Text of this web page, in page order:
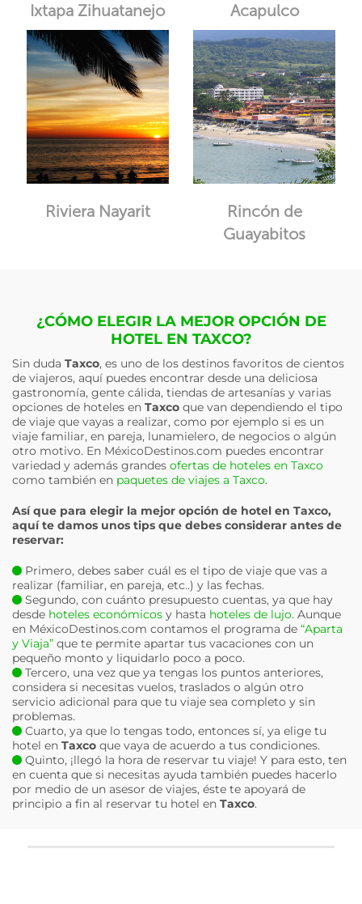
Ixtapa Zihuatanejo Acapulco
Riviera Nayarit
Rincón de
Guayabitos
¿CÓMO ELEGIR LA MEJOR OPCIÓN DE
HOTEL EN TAXCO?
Sin duda Taxco, es uno de los destinos favoritos de cientos
de viajeros, aquí puedes encontrar desde una deliciosa
gastronomía, gente cálida, tiendas de artesanías y varias
opciones de hoteles en Taxco que van dependiendo el tipo
de viaje que vayas a realizar, como por ejemplo si es un
viaje familiar, en pareja, lunamielero, de negocios o algún
otro motivo. En MéxicoDestinos.com puedes encontrar
variedad y además grandes ofertas de hoteles en Taxco
como también en paquetes de viajes a Taxco.
Así que para elegir la mejor opción de hotel en Taxco,
aquí te damos unos tips que debes considerar antes de
reservar:
Primero, debes saber cuál es el tipo de viaje que vas a
realizar (familiar, en pareja, etc..) y las fechas.
Segundo, con cuánto presupuesto cuentas, ya que hay
desde hoteles económicos y hasta hoteles de lujo. Aunque
en MéxicoDestinos.com contamos el programa de “Aparta
y Viaja” que te permite apartar tus vacaciones con un
pequeño monto y liquidarlo poco a poco.
Tercero, una vez que ya tengas los puntos anteriores,
considera si necesitas vuelos, traslados o algún otro
servicio adicional para que tu viaje sea completo y sin
problemas.
Cuarto, ya que lo tengas todo, entonces sí, ya elige tu
hotel en Taxco que vaya de acuerdo a tus condiciones.
Quinto, ¡llegó la hora de reservar tu viaje! Y para esto, ten
en cuenta que si necesitas ayuda también puedes hacerlo
por medio de un asesor de viajes, éste te apoyará de
principio a fin al reservar tu hotel en Taxco.